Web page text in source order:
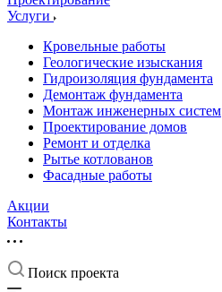
Услуги
Кровельные работы
Геологические изыскания
Гидроизоляция фундамента
Демонтаж фундамента
Монтаж инженерных систем
Проектирование домов
Ремонт и отделка
Рытье котлованов
Фасадные работы
Акции
Контакты
Поиск проекта